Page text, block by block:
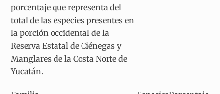
porcentaje que representa del
total de las especies presentes en
la porción occidental de la
Reserva Estatal de Ciénegas y
Manglares de la Costa Norte de
Yucatán.